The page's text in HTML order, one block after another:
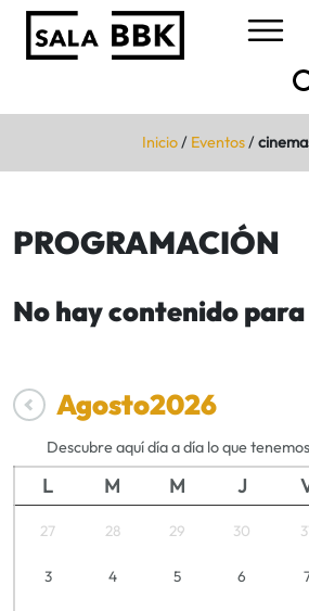
Inicio/ Eventos/
PROGRAMACIÓN
No hay contenido
Agosto2026
Descubre aquí día a día lo que
L M M J
27 28 29 30
3 4 5 6